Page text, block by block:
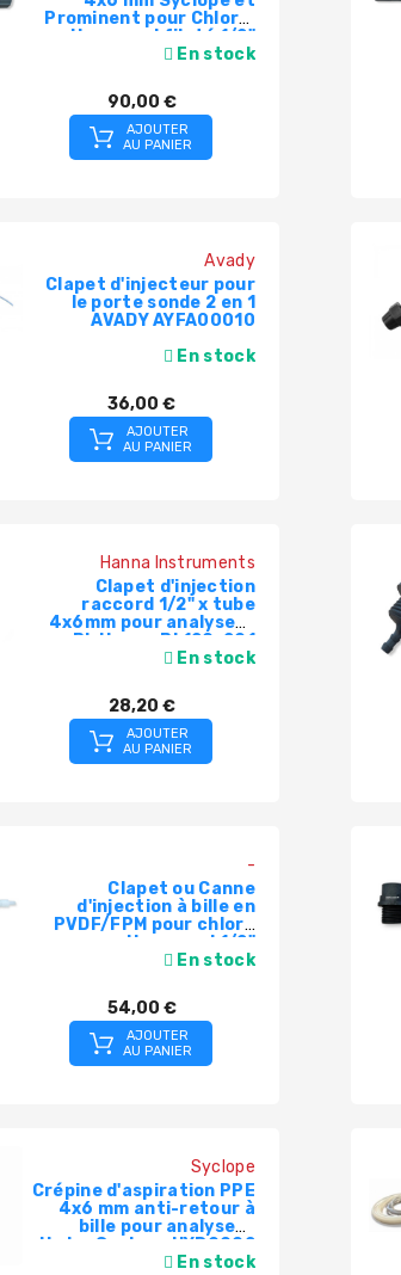
Prominent pour Chlore,
pH raccord fileté 1/2"
En stock
90,00 €
AJOUTER
AU PANIER
Avady
Clapet d'injecteur pour
le porte sonde 2 en 1
AVADY AYFA00010
En stock
36,00 €
AJOUTER
AU PANIER
Hanna Instruments
Clapet d'injection
raccord 1/2" x tube
4x6mm pour analyseur
BL Hanna BL120-201
En stock
28,20 €
AJOUTER
AU PANIER
-
Clapet ou Canne
d'injection à bille en
PVDF/FPM pour chlore
ou pH raccord 1/2"
ETATRON
En stock
54,00 €
AJOUTER
AU PANIER
Syclope
Crépine d'aspiration PPE
4x6 mm anti-retour à
bille pour analyseur
Hydro Syclope HYD0002
En stock